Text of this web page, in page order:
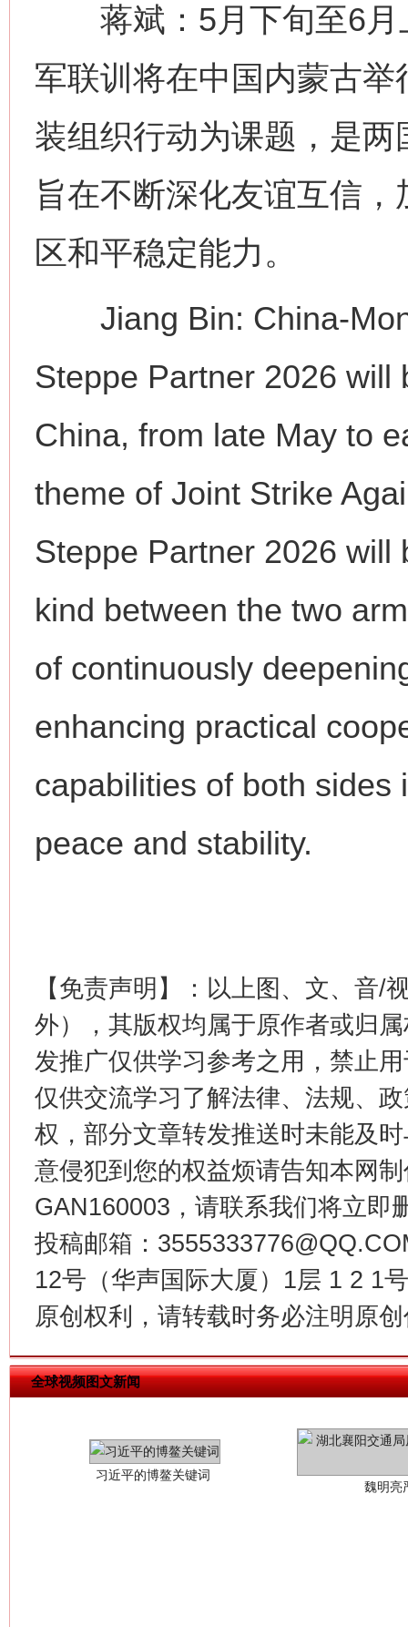
蒋斌：5月下旬至6月
军联训将在中国内蒙古
装组织行动为课题，是
旨在不断深化友谊互信
区和平稳定能力。
Jiang Bin: China-
Steppe Partner 2026
China, from late May to
theme of Joint Strike
Steppe Partner 2026
kind between the two
of continuously
enhancing practical
capabilities of both sides
peace and stability.
【免责声明】：以上图、文、音/
外），其版权均属于原作者或归
发推广仅供学习参考之用，禁止
仅供交流学习了解法律、法规、
权，部分文章转发推送时未能及
意侵犯到您的权益烦请告知本网
GAN160003，请联系我们将立即
投稿邮箱：
12号（华声国际大厦）1层 1 2 1
原创权利，请转载时务必注明原
全球视频图文新闻
在谋一域中谋全局
今
习近平的博鳌关键词
魏明亮